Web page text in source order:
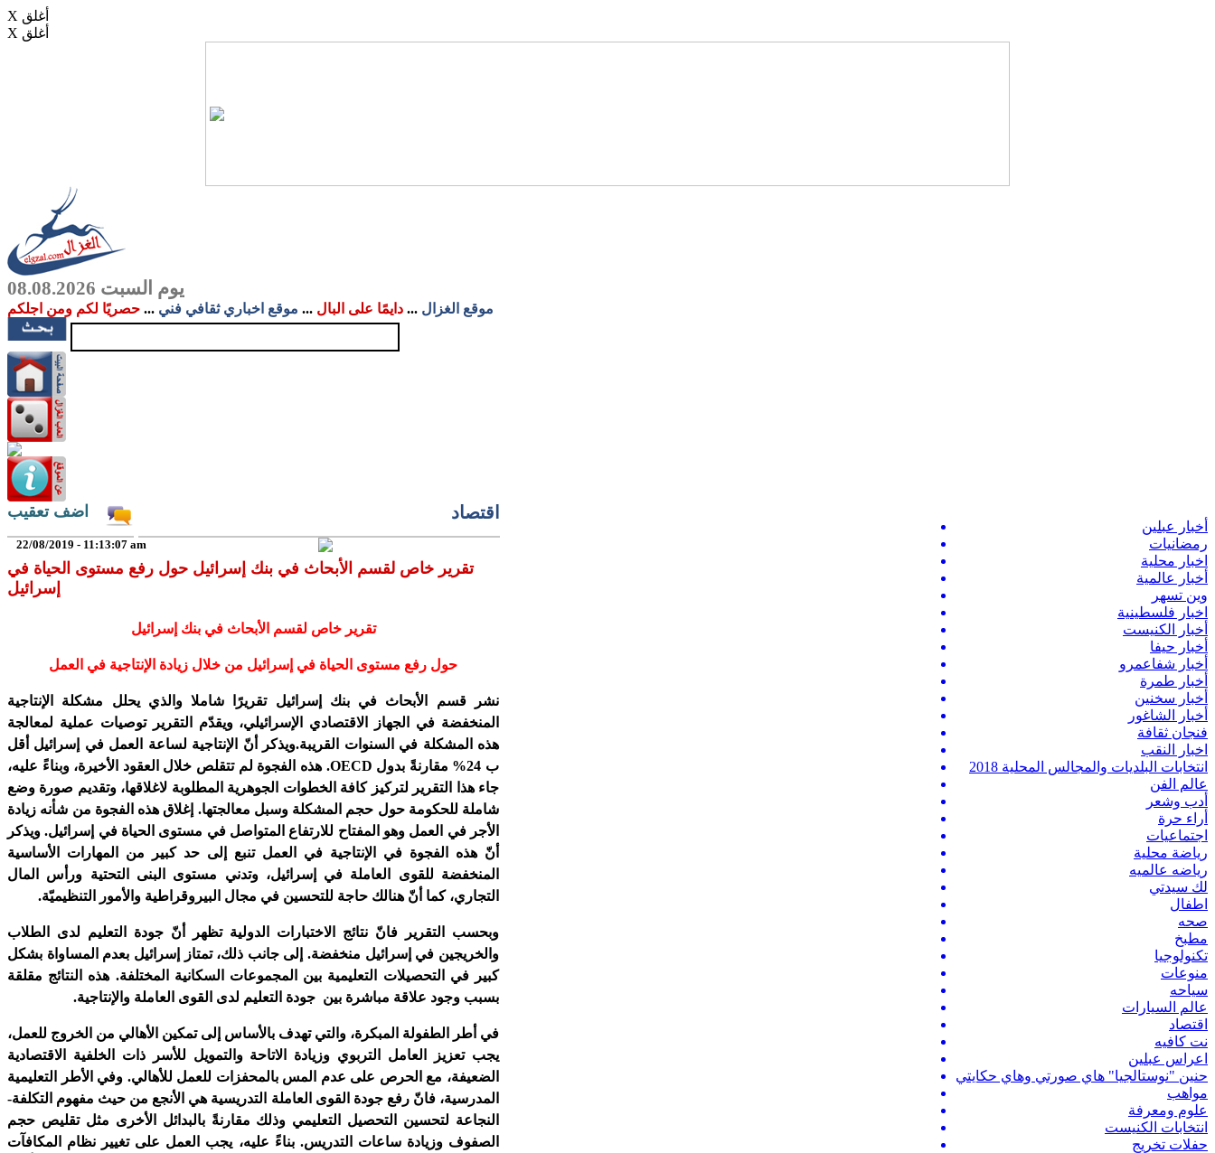
X أغلق
X أغلق
يوم السبت 08.08.2026
موقع الغزال ... دايمًا على البال ... موقع اخباري ثقافي فني ... حصريًا لكم ومن اجلكم
أخبار عبلين
رمضانيات
اخبار محلية
أخبار عالمية
وين تسهر
اخبار فلسطينية
أخبار الكنيست
أخبار حيفا
أخبار شفاعمرو
أخبار طمرة
أخبار سخنين
أخبار الشاغور
فنجان ثقافة
اخبار النقب
انتخابات البلديات والمجالس المحلية 2018
عالم الفن
أدب وشعر
أراء حرة
اجتماعيات
رياضة محلية
رياضه عالميه
لك سيدتي
اطفال
صحه
مطبخ
تكنولوجيا
منوعات
سياحه
عالم السيارات
اقتصاد
نت كافيه
اعراس عبلين
حنين "نوستالجيا" هاي صورتي وهاي حكايتي
مواهب
علوم ومعرفة
انتخابات الكنيست
حفلات تخريج
اقتصاد اضف تعقيب
22/08/2019 - 11:13:07 am
تقرير خاص لقسم الأبحاث في بنك إسرائيل حول رفع مستوى الحياة في
إسرائيل
تقرير خاص لقسم الأبحاث في بنك إسرائيل
حول رفع مستوى الحياة في إسرائيل من خلال زيادة الإنتاجية في العمل
نشر قسم الأبحاث في بنك إسرائيل تقريرًا شاملا والذي يحلل مشكلة الإنتاجية
المنخفضة في الجهاز الاقتصادي الإسرائيلي، ويقدّم التقرير توصيات عملية لمعالجة
هذه المشكلة في السنوات القريبة.ويذكر أنّ الإنتاجية لساعة العمل في إسرائيل أقل
ب 24% مقارنةً بدول
OECD. هذه الفجوة لم تتقلص خلال العقود الأخيرة، وبناءً عليه،
جاء هذا التقرير لتركيز كافة الخطوات الجوهرية المطلوبة لاغلاقها، وتقديم صورة وضع
شاملة للحكومة حول حجم المشكلة وسبل معالجتها. إغلاق هذه الفجوة من شأنه زيادة
الأجر في العمل وهو المفتاح للارتفاع المتواصل في مستوى الحياة في إسرائيل. ويذكر
أنّ هذه الفجوة في الإنتاجية في العمل تنبع إلى حد كبير من المهارات الأساسية
المنخفضة للقوى العاملة في إسرائيل، وتدني مستوى البنى التحتية ورأس المال
التجاري، كما أنّ هنالك حاجة للتحسين في مجال البيروقراطية والأمور التنظيميّة.
وبحسب التقرير فانّ نتائج الاختبارات الدولية تظهر أنّ جودة التعليم لدى الطلاب
والخريجين في إسرائيل منخفضة. إلى جانب ذلك، تمتاز إسرائيل بعدم المساواة بشكل
كبير في التحصيلات التعليمية بين المجموعات السكانية المختلفة. هذه النتائج مقلقة
بسبب وجود علاقة مباشرة بين جودة التعليم لدى القوى العاملة والإنتاجية.
في أطر الطفولة المبكرة، والتي تهدف بالأساس إلى تمكين الأهالي من الخروج للعمل،
يجب تعزيز العامل التربوي وزيادة الاتاحة والتمويل للأسر ذات الخلفية الاقتصادية
الضعيفة، مع الحرص على عدم المس بالمحفزات للعمل للأهالي. وفي الأطر التعليمية
المدرسية، فانّ رفع جودة القوى العاملة التدريسية هي الأنجع من حيث مفهوم التكلفة-
النجاعة لتحسين التحصيل التعليمي وذلك مقارنةً بالبدائل الأخرى مثل تقليص حجم
الصفوف وزيادة ساعات التدريس. بناءً عليه، يجب العمل على تغيير نظام المكافآت